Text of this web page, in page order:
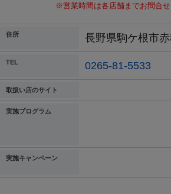
※営業時間は各店舗までお問合せ
住所 長野県駒ケ根市
TEL 0265-81-5533
取扱い店のサイト
実施プログラム
実施キャンペーン